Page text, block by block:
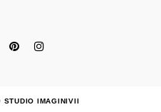
STUDIO IMAGINIVII